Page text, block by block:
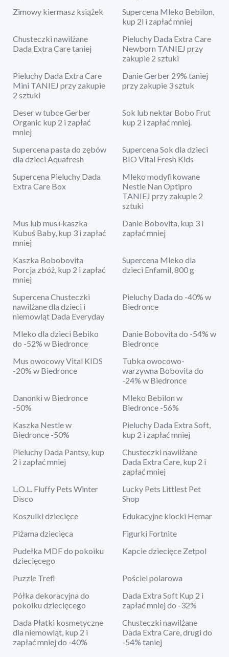
Zimowy kiermasz książek
Supercena Mleko Bebilon,
kup 2l i zapłać mniej
Chusteczki nawilżane
Dada Extra Care taniej
Pieluchy Dada Extra Care
Newborn TANIEJ przy
zakupie 2 sztuki
Pieluchy Dada Extra Care
Mini TANIEJ przy zakupie
2 sztuki
Danie Gerber 29% taniej
przy zakupie 3 sztuk
Deser w tubce Gerber
Organic kup 2 i zapłać
mniej
Sok lub nektar Bobo Frut
kup 2 i zapłać mniej.
Supercena pasta do zębów
dla dzieci Aquafresh
Supercena Sok dla dzieci
BIO Vital Fresh Kids
Supercena Pieluchy Dada
Extra Care Box
Mleko modyfikowane
Nestle Nan Optipro
TANIEJ przy zakupie 2
sztuki
Mus lub mus+kaszka
Kubuś Baby, kup 3 i zapłać
mniej
Danie Bobovita, kup 3 i
zapłać mniej
Kaszka Bobobovita
Porcja zbóż, kup 2 i zapłać
mniej
Supercena Mleko dla
dzieci Enfamil, 800 g
Supercena Chusteczki
nawilżane dla dzieci i
niemowląt Dada Everyday
Pieluchy Dada do -40% w
Biedronce
Mleko dla dzieci Bebiko
do -52% w Biedronce
Danie Bobovita do -54% w
Biedronce
Mus owocowy Vital KIDS
-20% w Biedronce
Tubka owocowo-
warzywna Bobovita do
-24% w Biedronce
Danonki w Biedronce
-50%
Mleko Bebilon w
Biedronce -56%
Kaszka Nestle w
Biedronce -50%
Pieluchy Dada Extra Soft,
kup 2 i zapłać mniej
Pieluchy Dada Pantsy, kup
2 i zapłać mniej
Chusteczki nawilżane
Dada Extra Care, kup 2 i
zapłać mniej
L.O.L. Fluffy Pets Winter
Disco
Lucky Pets Littlest Pet
Shop
Koszulki dziecięce
Edukacyjne klocki Hemar
Piżama dziecięca
Figurki Fortnite
Pudełka MDF do pokoiku
dziecięcego
Kapcie dziecięce Zetpol
Puzzle Trefl
Pościel polarowa
Półka dekoracyjna do
pokoiku dziecięcego
Dada Extra Soft Kup 2 i
zapłać mniej do -32%
Dada Płatki kosmetyczne
dla niemowląt, kup 2 i
zapłać mniej do -40%
Chusteczki nawilżane
Dada Extra Care, drugi do
-54% taniej